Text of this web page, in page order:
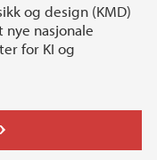
nasjonale
for KI og